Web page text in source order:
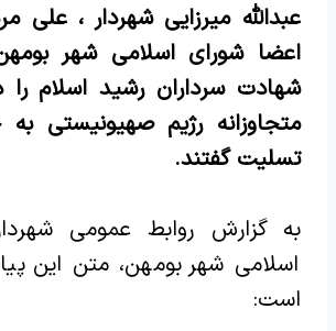
عبدالله میرزایی شهردار ، علی
اعضا شورای اسلامی شهر
شهادت سرداران رشید اسلام
متجاوزانه رژیم صهیونیستی به
تسلیت گفتند.
به گزارش روابط عمومی
اسلامی شهر بومهن، متن این
است: